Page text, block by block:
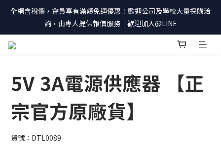
全網含稅價，會員享有滿額免運優惠！歡迎公司及學校大量採購洽
詢，由專人提供報價服務｜歡迎加入@LINE
5V 3A電源供應器 【正
宗官方原廠貨】
貨號：DTL0089